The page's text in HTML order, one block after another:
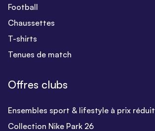
Football
Chaussettes
T-shirts
Tenues de match
Offres clubs
Ensembles sport & lifestyle à prix réduit
Collection Nike Park 26